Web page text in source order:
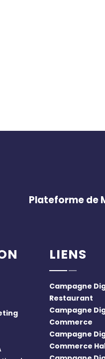
Plateforme de
LIENS
Campagne
Restaurant
Campagne
Commerce
Campagne
Commerce